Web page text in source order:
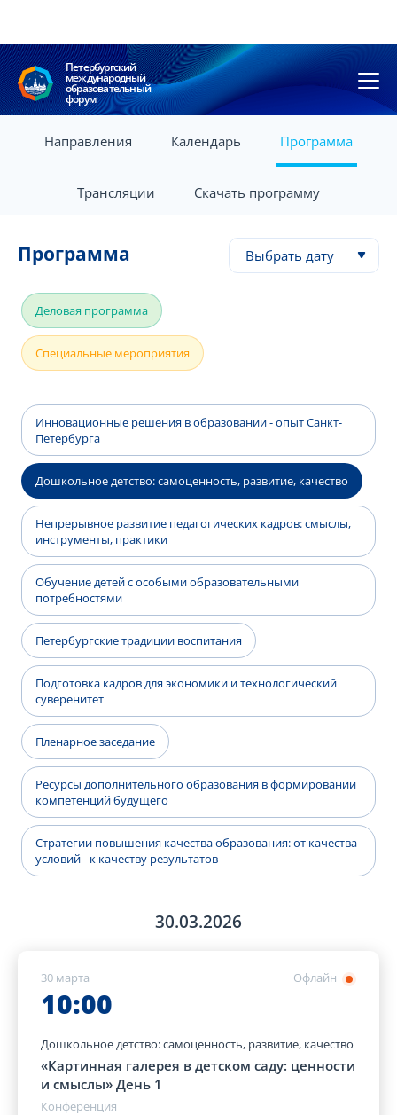
Петербургский
международный
образовательный
форум
Направления Календарь Программа
Трансляции Скачать программу
Программа Выбрать дату
Деловая программа
Специальные мероприятия
Инновационные решения в образовании - опыт Санкт-
Петербурга
Дошкольное детство: самоценность, развитие, качество
Непрерывное развитие педагогических кадров: смыслы,
инструменты, практики
Обучение детей с особыми образовательными
потребностями
Петербургские традиции воспитания
Подготовка кадров для экономики и технологический
суверенитет
Пленарное заседание
Ресурсы дополнительного образования в формировании
компетенций будущего
Стратегии повышения качества образования: от качества
условий - к качеству результатов
30.03.2026
Офлайн
30 марта
10:00
Дошкольное детство: самоценность, развитие, качество
«Картинная галерея в детском саду: ценности
и смыслы» День 1
Конференция